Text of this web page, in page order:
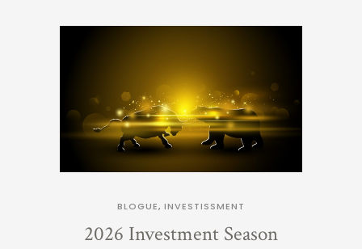
BLOGUE, INVESTISSMENT
2026 Investment Season